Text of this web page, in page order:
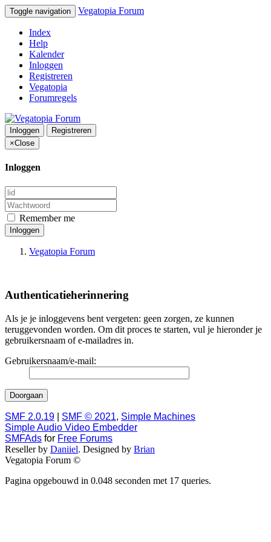
Toggle navigation Vegatopia Forum
Index
Help
Kalender
Inloggen
Registreren
Vegatopia
Forumregels
Inloggen
Registreren
×Close
Inloggen
Remember me
Inloggen
Vegatopia Forum
Authenticatieherinnering
Als je je inloggevens bent vergeten: geen zorgen, ze kunnen
teruggevonden worden. Om dit proces te starten, vul je hieronder je
gebruikersnaam of e-mailadres in.
Gebruikersnaam/e-mail:
SMF 2.0.19 SMF © 2021, Simple Machines
Simple Audio Video Embedder
SMFAds for Free Forums
Reseller by Daniiel. Designed by Brian
Vegatopia Forum ©
Pagina opgebouwd in 0.048 seconden met 17 queries.